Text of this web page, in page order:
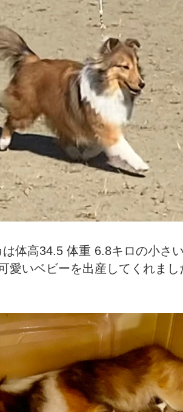
は体高34.5 体重 6.8キロの小さ
愛いベビーを出産してくれま